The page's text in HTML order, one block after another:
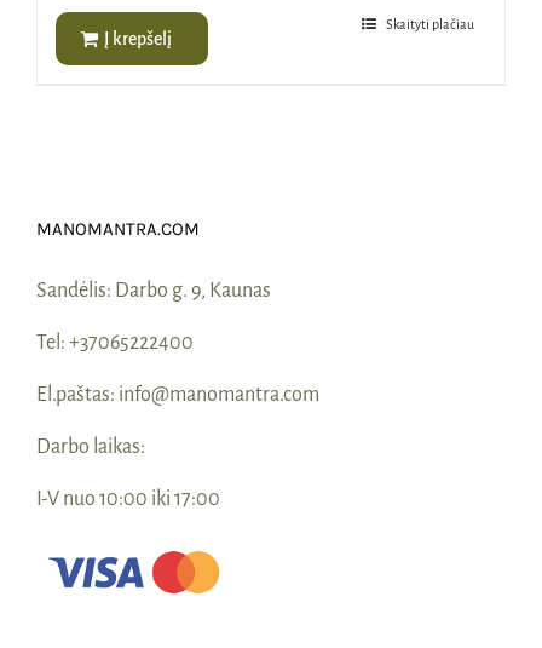
Į krepšelį
Skaityti plačiau
MANOMANTRA.COM
Sandėlis: Darbo g. 9, Kaunas
Tel: +37065222400
El.paštas: info@manomantra.com
Darbo laikas:
I-V nuo 10:00 iki 17:00